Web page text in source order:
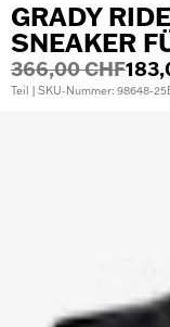
GRADY
SNEAKER
366,00 CHF
Teil | SKU-Nummer: 98648-